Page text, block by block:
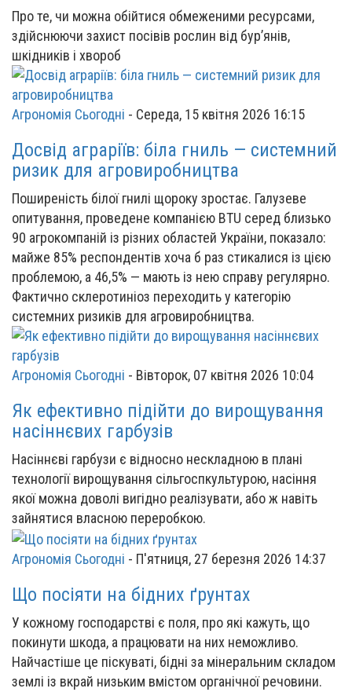
Про те, чи можна обійтися обмеженими ресурсами,
здійснюючи захист посівів рослин від бур’янів,
шкідників і хвороб
Агрономія Сьогодні - Середа, 15 квітня 2026 16:15
Досвід аграріїв: біла гниль — системний
ризик для агровиробництва
Поширеність білої гнилі щороку зростає. Галузеве
опитування, проведене компанією BTU серед близько
90 агрокомпаній із різних областей України, показало:
майже 85% респондентів хоча б раз стикалися із цією
проблемою, а 46,5% — мають із нею справу регулярно.
Фактично склеротиніоз переходить у категорію
системних ризиків для агровиробництва.
Агрономія Сьогодні - Вівторок, 07 квітня 2026 10:04
Як ефективно підійти до вирощування
насіннєвих гарбузів
Насіннєві гарбузи є відносно нескладною в плані
технології вирощування сільгоспкультурою, насіння
якої можна доволі вигідно реалізувати, або ж навіть
зайнятися власною переробкою.
Агрономія Сьогодні - П'ятниця, 27 березня 2026 14:37
Що посіяти на бідних ґрунтах
У кожному господарстві є поля, про які кажуть, що
покинути шкода, а працювати на них неможливо.
Найчастіше це піскуваті, бідні за мінеральним складом
землі із вкрай низьким вмістом органічної речовини.